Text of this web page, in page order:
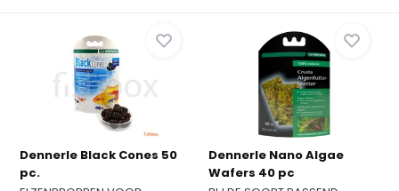
Dennerle Black Cones 50
pc.
Dennerle Nano Algae
Wafers 40 pc